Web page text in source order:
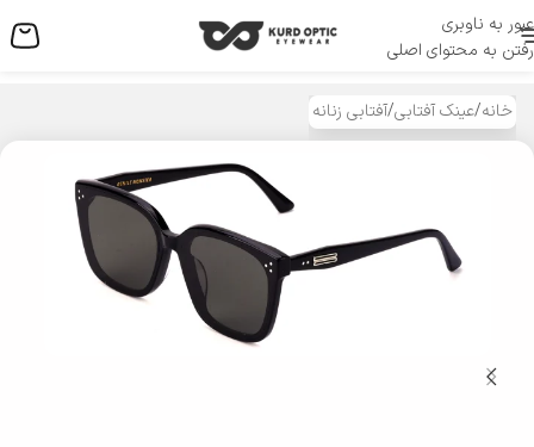
عبور به ناوبری
رفتن به محتوای اصلی
منو
خانه/عینک آفتابی/آفتابی زنانه